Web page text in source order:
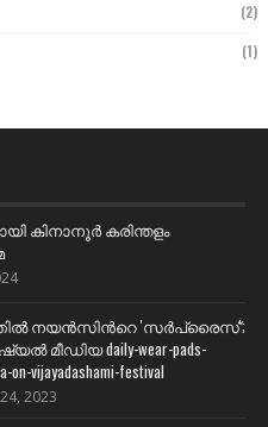
(2)
(1)
കിനാനൂർ കരിന്തളം
നയന്‍സിന്‍റെ 'സര്‍പ്രൈസ്';
മീഡിയ daily-wear-pads-
on-vijayadashami-festival
2023